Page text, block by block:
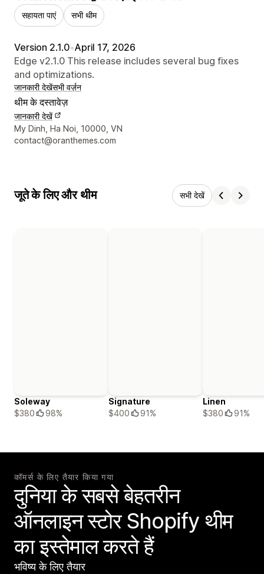
सहायता पाएं सभी थीम
Version 2.1.0•April 17, 2026
Edge v2.1.0 This release includes several bug fixes
and optimizations.
जानकारी देखेंसभी वर्ज़न
थीम के दस्तावेज़
जानकारी देखें
डिज़ाइनर के संपर्क की जानकारी
My Dinh, Ha Noi, 10000, VN
contact@oranthemes.com
जूते के लिए और थीम सभी देखें
Soleway
$380
98%
Signature
$400
91%
Linen
$380
91%
कॉमर्स के लिए तैयार किया गया
दुनिया के सबसे बेहतरीन
ऑनलाइन स्टोर Shopify थीम
का इस्तेमाल करते हैं
भविष्य के लिए तैयार